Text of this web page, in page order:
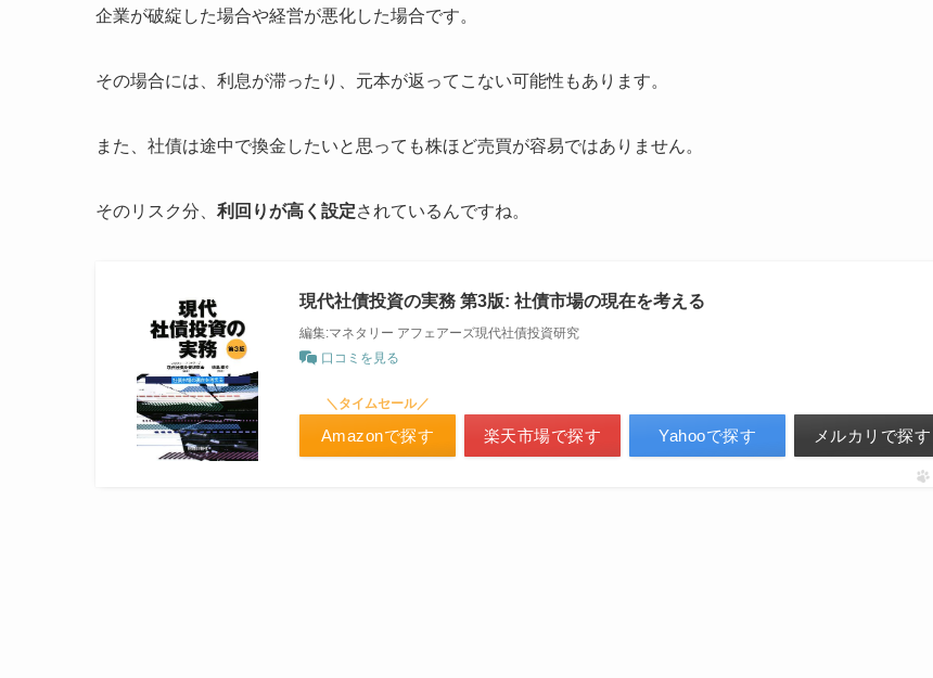
企業が破綻した場合や経営が悪化した場合です。
その場合には、利息が滞ったり、元本が返ってこない可能性もあります。
また、社債は途中で換金したいと思っても株ほど売買が容易ではありません。
そのリスク分、 利回りが高く設定されているんですね。
現代社債投資の実務 第3版: 社債市場の現在を考える
編集:マネタリー アフェアーズ現代社債投資研究
口コミを見る
＼タイムセール／
Amazonで探す 楽天市場で探す Yahooで探す メルカリで探す